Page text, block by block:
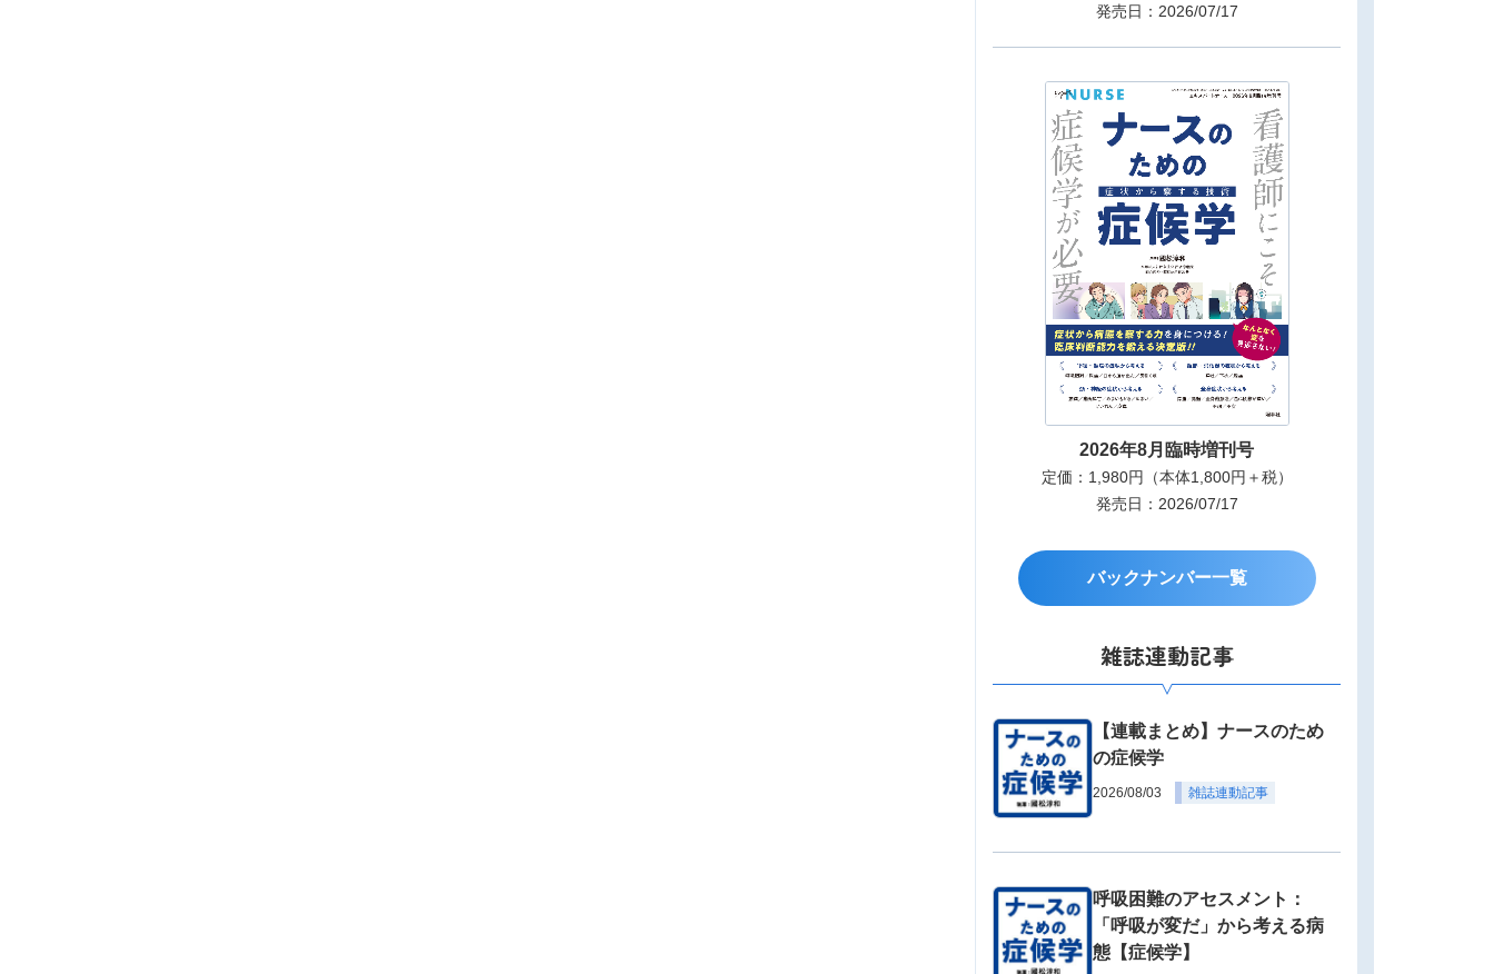
発売日：2026/07/17
2026年8月臨時増刊号
定価：1,980円（本体1,800円＋税）
発売日：2026/07/17
バックナンバー一覧
雑誌連動記事
【連載まとめ】ナースのため
の症候学
2026/08/03 雑誌連動記事
呼吸困難のアセスメント：
「呼吸が変だ」から考える病
態【症候学】